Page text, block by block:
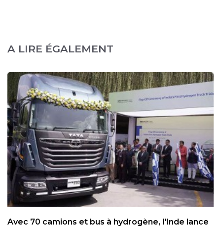
A LIRE ÉGALEMENT
Avec 70 camions et bus à hydrogène, l'Inde lance